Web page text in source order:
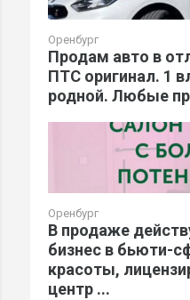
Оренбург
Продам авто в
ПТС оригинал. 1
родной. Любые
Оренбург
В продаже
бизнес в бьюти-
красоты,
центр ...